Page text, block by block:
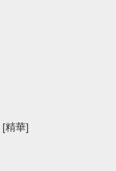
[精華]